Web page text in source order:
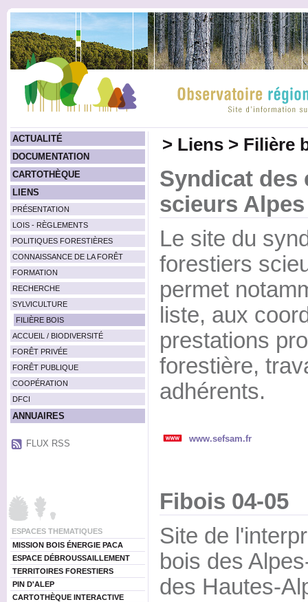
ACTUALITÉ
DOCUMENTATION
CARTOTHÈQUE
LIENS
PRÉSENTATION
LOIS - RÈGLEMENTS
POLITIQUES FORESTIÈRES
CONNAISSANCE DE LA FORÊT
FORMATION
RECHERCHE
SYLVICULTURE
FILIÈRE BOIS
ACCUEIL / BIODIVERSITÉ
FORÊT PRIVÉE
FORÊT PUBLIQUE
COOPÉRATION
DFCI
ANNUAIRES
FLUX RSS
ESPACES THEMATIQUES
MISSION BOIS ÉNERGIE PACA
ESPACE DÉBROUSSAILLEMENT
TERRITOIRES FORESTIERS
PIN D'ALEP
CARTOTHÈQUE INTERACTIVE
> Liens> Filière
Syndicat des
scieurs
Le site du
forestiers
permet
liste, aux
prestations
forestière,
adhérents.
www.sefsam.fr
Fibois 04-05
Site de
bois des
des Hautes-